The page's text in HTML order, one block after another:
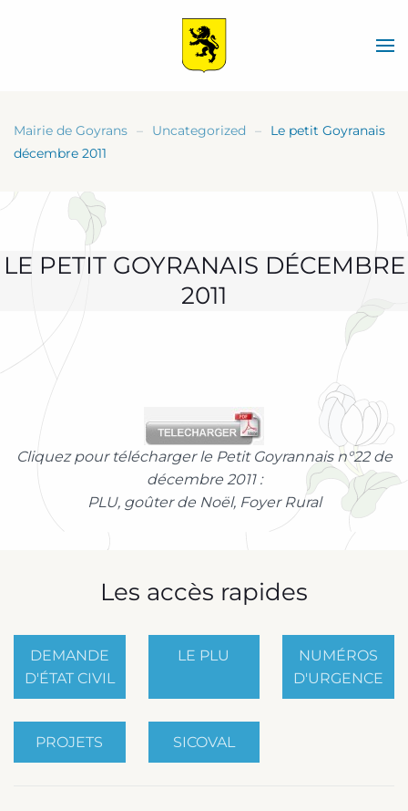
Mairie de Goyrans Uncategorized
Le petit Goyranais
décembre 2011
LE PETIT GOYRANAIS DÉCEMBRE
2011
Cliquez pour télécharger le Petit Goyrannais n°22 de
décembre 2011 :
PLU, goûter de Noël, Foyer Rural
Les accès rapides
DEMANDE
D'ÉTAT CIVIL
LE PLU
NUMÉROS
D'URGENCE
PROJETS SICOVAL